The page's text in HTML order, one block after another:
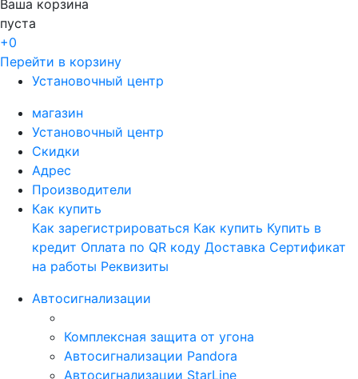
Ваша корзина
пуста
+0
Перейти в корзину
Установочный центр
магазин
Установочный центр
Скидки
Адрес
Производители
Как купить
Как зарегистрироваться Как купить Купить в
кредит Оплата по QR коду Доставка Сертификат
на работы Реквизиты
Автосигнализации
Комплексная защита от угона
Автосигнализации Pandora
Автосигнализации StarLine